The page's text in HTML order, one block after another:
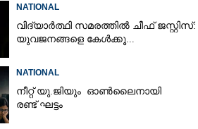
NATIONAL
വിദ്യാർത്ഥി സമരത്തിൽ ചീഫ് ജസ്റ്റിസ്:
യുവജനങ്ങളെ കേൾക്കൂ...
NATIONAL
നീറ്റ് യു.ജിയും ഓൺലൈനായി
രണ്ട് ഘട്ടം